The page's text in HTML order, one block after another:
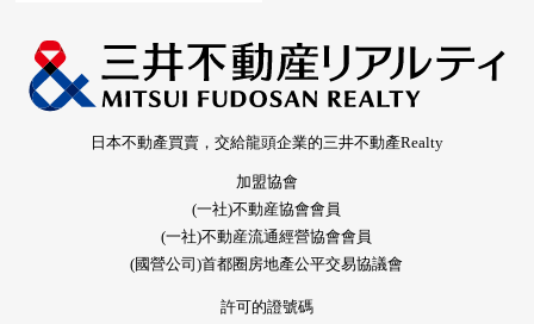
日本不動產買賣，交給龍頭企業的三井不動產Realty
加盟協會
(一社)不動産協會會員
(一社)不動産流通經營協會會員
(國營公司)首都圈房地產公平交易協議會
許可的證號碼